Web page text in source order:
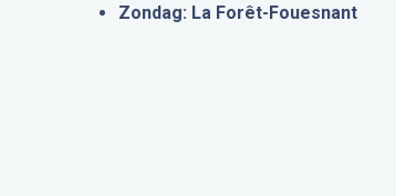
Zondag: La Forêt-Fouesnant